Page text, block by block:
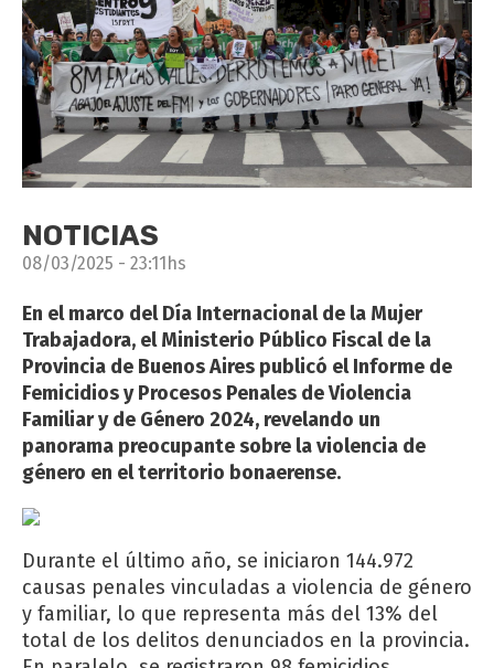
NOTICIAS
08/03/2025 - 23:11hs
En el marco del Día Internacional de la Mujer
Trabajadora, el Ministerio Público Fiscal de la
Provincia de Buenos Aires publicó el Informe de
Femicidios y Procesos Penales de Violencia
Familiar y de Género 2024, revelando un
panorama preocupante sobre la violencia de
género en el territorio bonaerense.
Durante el último año, se iniciaron 144.972
causas penales vinculadas a violencia de género
y familiar, lo que representa más del 13% del
total de los delitos denunciados en la provincia.